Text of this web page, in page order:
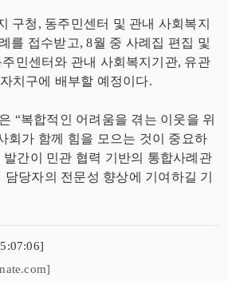
구청, 동주민센터 및 관내 사회복지
를 접수받고, 8월 중 사례집 편집 및
민센터와 관내 사회복지기관, 유관
치구에 배부할 예정이다.
“복합적인 어려움을 겪는 이웃을 위
회가 함께 힘을 모으는 것이 중요하
발간이 민관 협력 기반의 통합사례관
당자의 전문성 향상에 기여하길 기